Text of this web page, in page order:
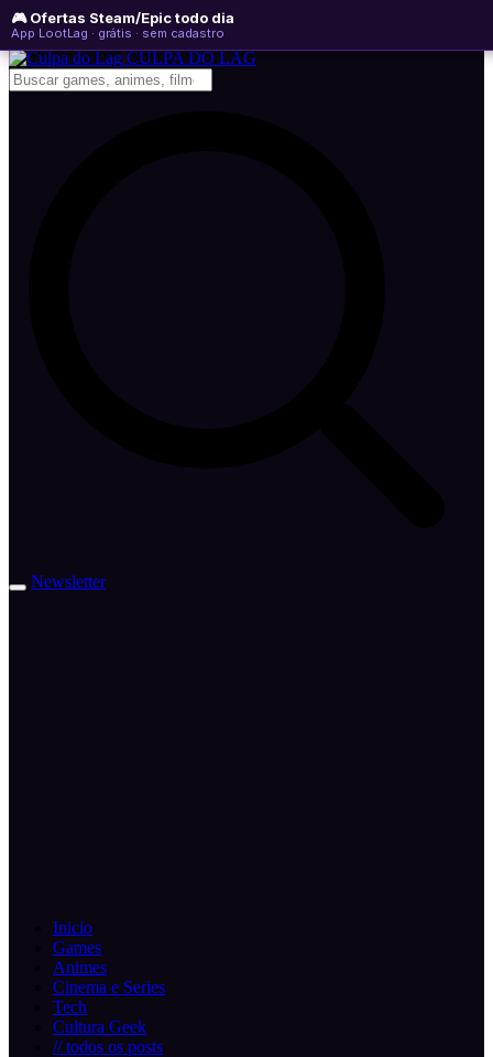
🎮 Ofertas Steam/Epic todo dia
App LootLag · grátis · sem cadastro
sábado, 08 de agosto de 2026 WhatsApp
Newsletter
CULPA DO LAG
Newsletter
Inicio
Games
Animes
Cinema e Series
Tech
Cultura Geek
// todos os posts